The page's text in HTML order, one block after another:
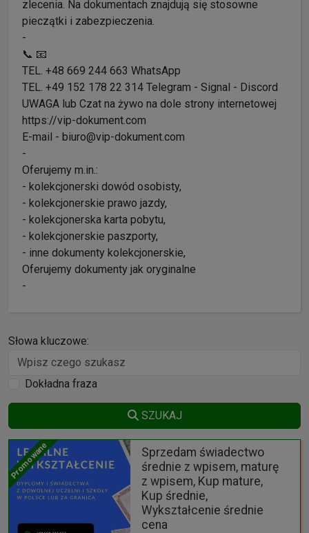
zlecenia. Na dokumentach znajdują się stosowne
pieczątki i zabezpieczenia.
-
📞 📧
TEL. +48 669 244 663 WhatsApp
TEL. +49 152 178 22 314 Telegram - Signal - Discord
UWAGA lub Czat na żywo na dole strony internetowej
https://vip-dokument.com
E-mail - biuro@vip-dokument.com
-
Oferujemy m.in.:
- kolekcjonerski dowód osobisty,
- kolekcjonerskie prawo jazdy,
- kolekcjonerska karta pobytu,
- kolekcjonerskie paszporty,
- inne dokumenty kolekcjonerskie,
Oferujemy dokumenty jak oryginalne
-
Słowa kluczowe:
Dokładna fraza
SZUKAJ
Promowane
Sprzedam świadectwo
średnie z wpisem, maturę
z wpisem, Kup mature,
Kup średnie,
Wykształcenie średnie
cena